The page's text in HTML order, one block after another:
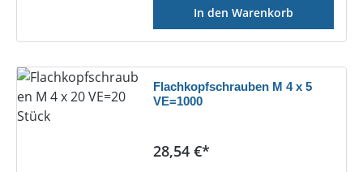
In den Warenkorb
Flachkopfschrauben M 4 x 5
VE=1000
Regulärer Preis:
28,54 €*